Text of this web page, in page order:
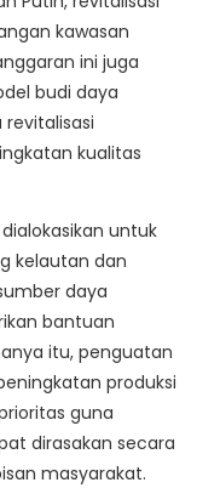
kawasan
ini juga
budi daya
kualitas
untuk
kelautan dan
daya
bantuan
itu, penguatan
produksi
guna
dirasakan secara
masyarakat.